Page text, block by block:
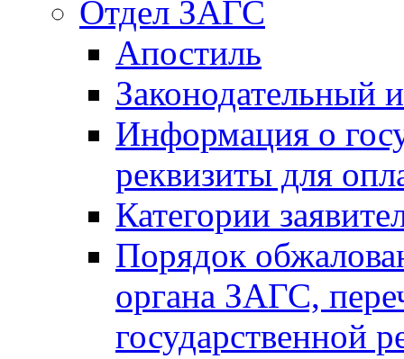
Отдел ЗАГС
Апостиль
Законодательный
Информация о
реквизиты для
Категории
Порядок
органа ЗАГС,
государственной